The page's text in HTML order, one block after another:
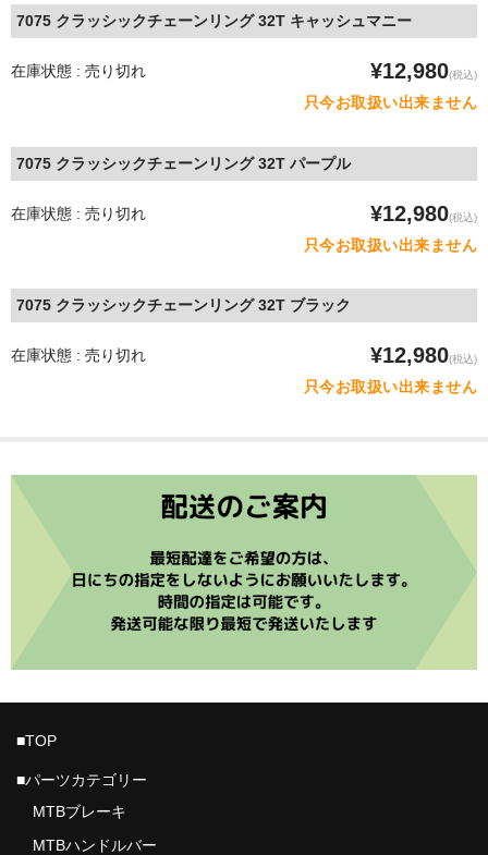
Sinter
5DEV
Outlier
VISION
PRO
RIDE WRAP
ASSOS PROSHOP NAGOYA
ご利用ガイド
プライバシーポリシー
7075 クラッシックチェーンリング 32T キャッシュマニー
在庫状態 : 売り切れ ¥12,980(税込)
只今お取扱い出来ません
7075 クラッシックチェーンリング 32T パープル
在庫状態 : 売り切れ ¥12,980(税込)
只今お取扱い出来ません
7075 クラッシックチェーンリング 32T ブラック
在庫状態 : 売り切れ ¥12,980(税込)
只今お取扱い出来ません
■TOP
■パーツカテゴリー
MTBブレーキ
MTBハンドルバー